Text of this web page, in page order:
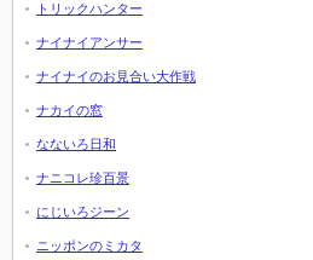
トリックハンター
ナイナイアンサー
ナイナイのお見合い大作戦
ナカイの窓
なないろ日和
ナニコレ珍百景
にじいろジーン
ニッポンのミカタ